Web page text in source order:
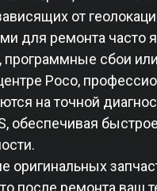
от
для ремонта часто
сбои
Poco,
на точной
обеспечивая
оригинальных
после ремонта ваш